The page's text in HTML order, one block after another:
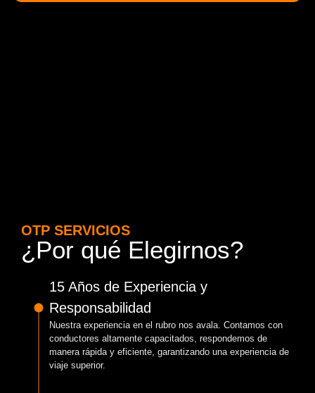
OTP SERVICIOS
¿Por qué Elegirnos?
15 Años de Experiencia y
Responsabilidad
Nuestra experiencia en el rubro nos avala. Contamos con
conductores altamente capacitados, respondemos de
manera rápida y eficiente, garantizando una experiencia de
viaje superior.